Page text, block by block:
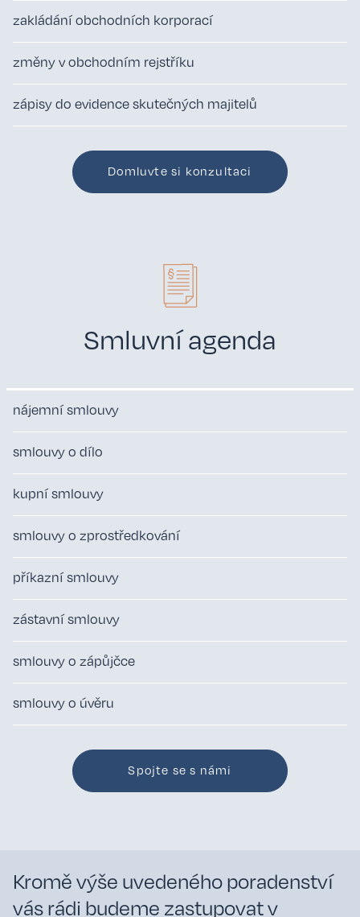
zakládání obchodních korporací
změny v obchodním rejstříku
zápisy do evidence skutečných majitelů
Domluvte si konzultaci
Smluvní agenda
nájemní smlouvy
smlouvy o dílo
kupní smlouvy
smlouvy o zprostředkování
příkazní smlouvy
zástavní smlouvy
smlouvy o zápůjčce
smlouvy o úvěru
Spojte se s námi
Kromě výše uvedeného poradenství
vás rádi budeme zastupovat v